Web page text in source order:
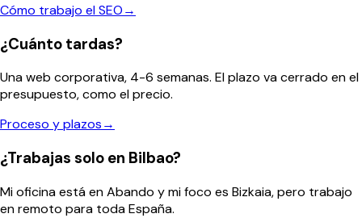
Cómo trabajo el SEO→
¿Cuánto tardas?
Una web corporativa, 4-6 semanas. El plazo va cerrado en el
presupuesto, como el precio.
Proceso y plazos→
¿Trabajas solo en Bilbao?
Mi oficina está en Abando y mi foco es Bizkaia, pero trabajo
en remoto para toda España.